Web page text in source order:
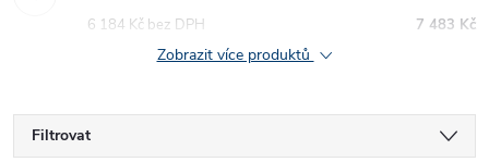
7 483 Kč
6 184 Kč bez DPH
Zobrazit více produktů
Filtrovat